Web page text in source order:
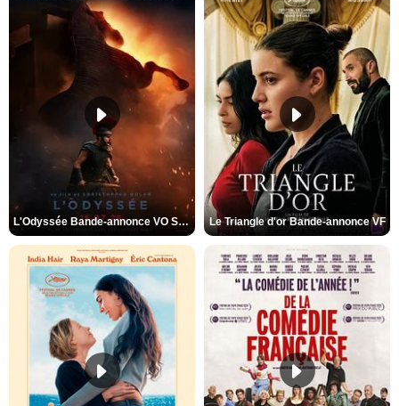
L'Odyssée Bande-annonce VO STFR Le Triangle d'or Bande-annonce VF